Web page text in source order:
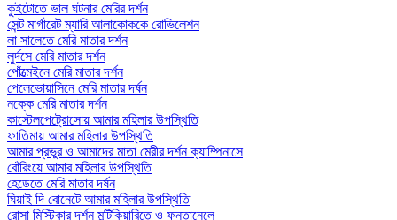
কুইটোতে ভাল ঘটনার মেরির দর্শন
সেন্ট মার্গারেট ম্যারি আলাকোককে রোভিলেশন
লা সালেতে মেরি মাতার দর্শন
লুর্দসে মেরি মাতার দর্শন
পোঁত্মেইনে মেরি মাতার দর্শন
পেলেভোয়াসিনে মেরি মাতার দর্ষন
নক্কে মেরি মাতার দর্শন
কাস্টেলপেট্রোসোয় আমার মহিলার উপস্থিতি
ফাতিমায় আমার মহিলার উপস্থিতি
আমার প্রভুর ও আমাদের মাতা মেরীর দর্শন ক্যাম্পিনাসে
বোঁরিংয়ে আমার মহিলার উপস্থিতি
হেডেতে মেরি মাতার দর্ষন
ঘিয়াই দি বোনেটে আমার মহিলার উপস্থিতি
রোসা মিস্টিকার দর্শন মন্টিকিয়ারিতে ও ফন্তানেলে